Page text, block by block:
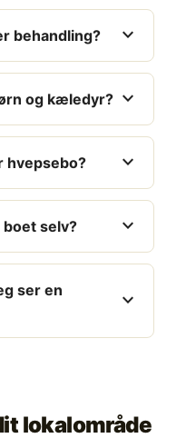
behandling? expand_more
og kæledyr? expand_more
hvepsebo? expand_more
boet selv? expand_more
ser en
expand_more
lokalområde